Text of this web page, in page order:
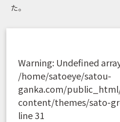
た。
Warning: Undefined
/home/satoeye/satou-
ganka.com/
content/themes/sato-
line31